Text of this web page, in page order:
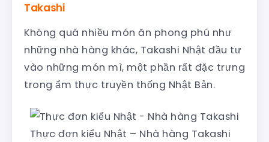
Takashi
Không quá nhiều món ăn phong phú như
những nhà hàng khác, Takashi Nhật đầu tư
vào những món mì, một phần rất đặc trưng
trong ẩm thực truyền thống Nhật Bản.
Thực đơn kiểu Nhật – Nhà hàng Takashi